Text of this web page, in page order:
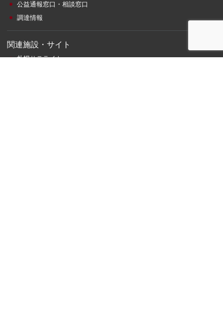
公益通報窓口・相談窓口
調達情報
関連施設・サイト
札幌サテライト